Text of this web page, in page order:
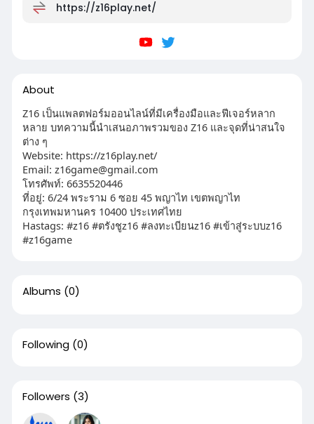
https://z16play.net/
About
Z16 เป็นแพลตฟอร์มออนไลน์ที่มีเครื่องมือและฟีเจอร์หลาก
หลาย บทความนี้นำเสนอภาพรวมของ Z16 และจุดที่น่าสนใจ
ต่าง ๆ
Website: https://z16play.net/
Email: z16game@gmail.com
โทรศัพท์: 6635520446
ที่อยู่: 6/24 พระราม 6 ซอย 45 พญาไท เขตพญาไท
กรุงเทพมหานคร 10400 ประเทศไทย
Hastags: #z16 #ตรังชูz16 #ลงทะเบียนz16 #เข้าสู่ระบบz16
#z16game
Albums (0)
Following (0)
Followers (3)